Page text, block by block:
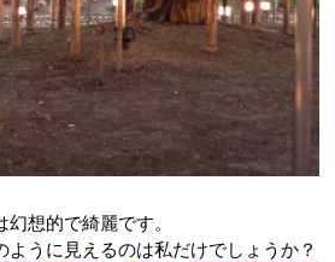
想的で綺麗です。
ように見えるのは私だけでしょうか？